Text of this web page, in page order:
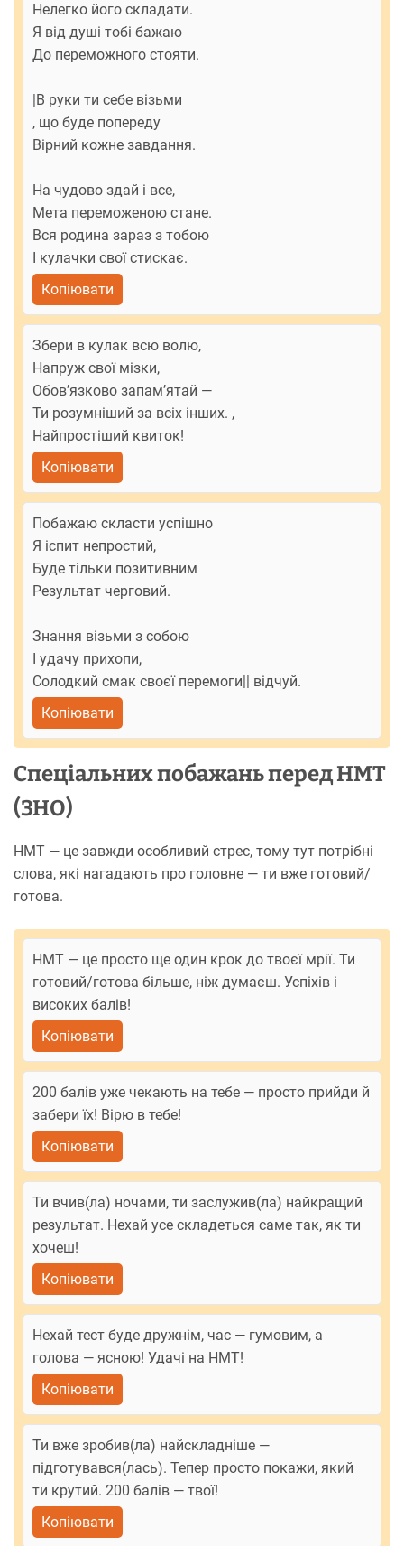
Нелегко його складати.
Я від душі тобі бажаю
До переможного стояти.
|В руки ти себе візьми
, що буде попереду
Вірний кожне завдання.
На чудово здай і все,
Мета переможеною стане.
Вся родина зараз з тобою
І кулачки свої стискає.
Копіювати
Збери в кулак всю волю,
Напруж свої мізки,
Обов’язково запам’ятай —
Ти розумніший за всіх інших. ,
Найпростіший квиток!
Копіювати
Побажаю скласти успішно
Я іспит непростий,
Буде тільки позитивним
Результат черговий.
Знання візьми з собою
І удачу прихопи,
Солодкий смак своєї перемоги|| відчуй.
Копіювати
Спеціальних побажань перед НМТ
(ЗНО)
НМТ — це завжди особливий стрес, тому тут потрібні
слова, які нагадають про головне — ти вже готовий/
готова.
НМТ — це просто ще один крок до твоєї мрії. Ти
готовий/готова більше, ніж думаєш. Успіхів і
високих балів!
Копіювати
200 балів уже чекають на тебе — просто прийди й
забери їх! Вірю в тебе!
Копіювати
Ти вчив(ла) ночами, ти заслужив(ла) найкращий
результат. Нехай усе складеться саме так, як ти
хочеш!
Копіювати
Нехай тест буде дружнім, час — гумовим, а
голова — ясною! Удачі на НМТ!
Копіювати
Ти вже зробив(ла) найскладніше —
підготувався(лась). Тепер просто покажи, який
ти крутий. 200 балів — твої!
Копіювати